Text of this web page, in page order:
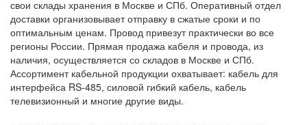
свои склады хранения в Москве и СПб. Оперативный отдел
доставки организовывает отправку в сжатые сроки и по
оптимальным ценам. Провод привезут практически во все
регионы России. Прямая продажа кабеля и провода, из
наличия, осуществляется со складов в Москве и СПб.
Ассортимент кабельной продукции охватывает: кабель для
интерфейса RS-485, силовой гибкий кабель, кабель
телевизионный и многие другие виды.